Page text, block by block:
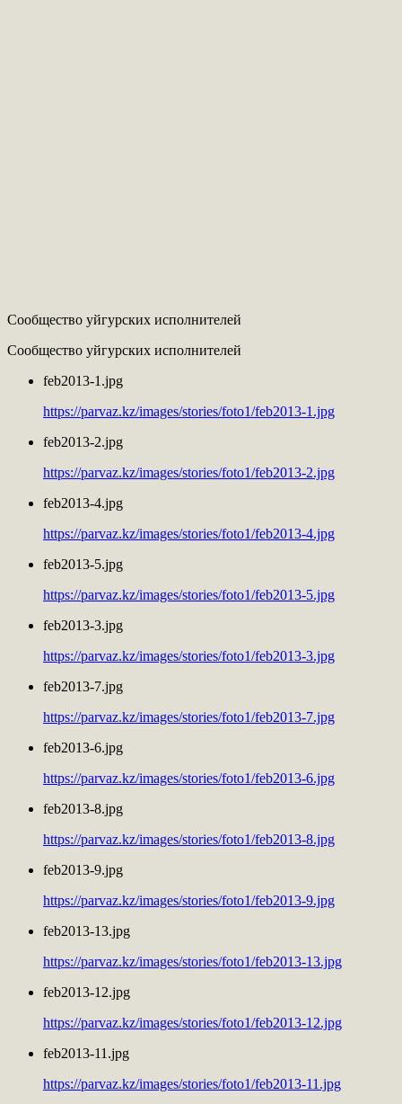
Сообщество уйгурских исполнителей
Сообщество уйгурских исполнителей
feb2013-1.jpg
https://parvaz.kz/images/stories/foto1/feb2013-1.jpg
feb2013-2.jpg
https://parvaz.kz/images/stories/foto1/feb2013-2.jpg
feb2013-4.jpg
https://parvaz.kz/images/stories/foto1/feb2013-4.jpg
feb2013-5.jpg
https://parvaz.kz/images/stories/foto1/feb2013-5.jpg
feb2013-3.jpg
https://parvaz.kz/images/stories/foto1/feb2013-3.jpg
feb2013-7.jpg
https://parvaz.kz/images/stories/foto1/feb2013-7.jpg
feb2013-6.jpg
https://parvaz.kz/images/stories/foto1/feb2013-6.jpg
feb2013-8.jpg
https://parvaz.kz/images/stories/foto1/feb2013-8.jpg
feb2013-9.jpg
https://parvaz.kz/images/stories/foto1/feb2013-9.jpg
feb2013-13.jpg
https://parvaz.kz/images/stories/foto1/feb2013-13.jpg
feb2013-12.jpg
https://parvaz.kz/images/stories/foto1/feb2013-12.jpg
feb2013-11.jpg
https://parvaz.kz/images/stories/foto1/feb2013-11.jpg